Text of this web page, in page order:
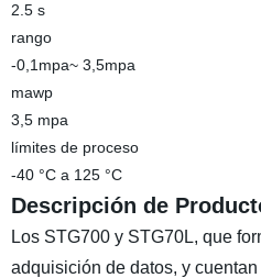
2.5 s
rango
-0,1mpa~ 3,5mpa
mawp
3,5 mpa
límites de proceso
-40 °C a 125 °C
Descripción de
Los STG700 y STG70L, que
adquisición de datos, y